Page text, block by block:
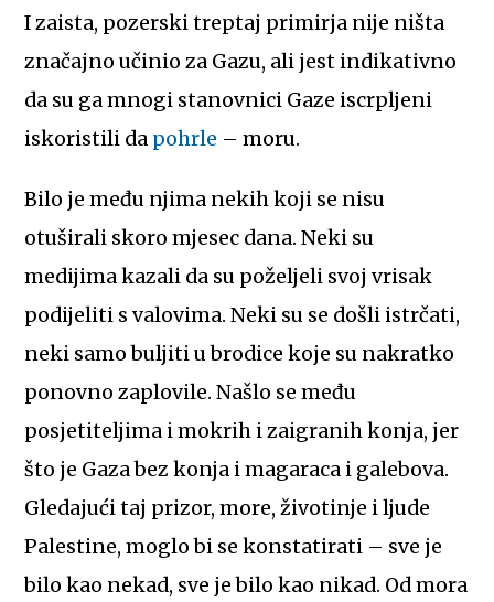
I zaista, pozerski treptaj primirja nije ništa
značajno učinio za Gazu, ali jest indikativno
da su ga mnogi stanovnici Gaze iscrpljeni
iskoristili da pohrle – moru.
Bilo je među njima nekih koji se nisu
otuširali skoro mjesec dana. Neki su
medijima kazali da su poželjeli svoj vrisak
podijeliti s valovima. Neki su se došli istrčati,
neki samo buljiti u brodice koje su nakratko
ponovno zaplovile. Našlo se među
posjetiteljima i mokrih i zaigranih konja, jer
što je Gaza bez konja i magaraca i galebova.
Gledajući taj prizor, more, životinje i ljude
Palestine, moglo bi se konstatirati – sve je
bilo kao nekad, sve je bilo kao nikad. Od mora